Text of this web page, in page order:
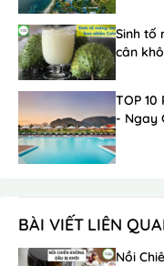
Sinh tố
cân
TOP
- Ngay
BÀI VIẾT LIÊN
Nồi